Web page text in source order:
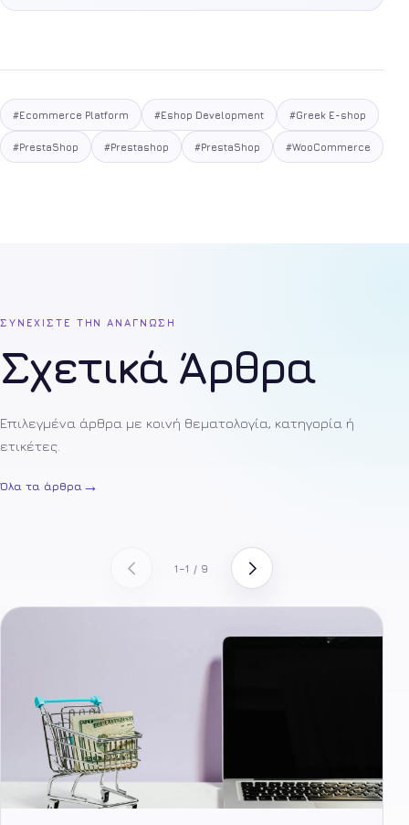
#Ecommerce Platform #Eshop Development #Greek E-shop
#PrestaShop #Prestashop #PrestaShop #WooCommerce
ΣΥΝΕΧΙΣΤΕ ΤΗΝ ΑΝΑΓΝΩΣΗ
Σχετικά Άρθρα
Επιλεγμένα άρθρα με κοινή θεματολογία, κατηγορία ή
ετικέτες.
Όλα τα άρθρα →
1–1 / 9